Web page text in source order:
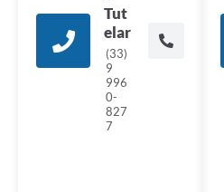
Tut
elar
(33)
9
996
0-
827
7